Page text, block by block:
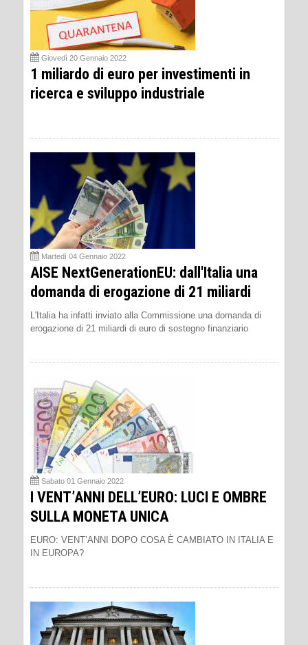
Giovedì 20 Gennaio 2022
1 miliardo di euro per investimenti in
ricerca e sviluppo industriale
Martedì 04 Gennaio 2022
AISE NextGenerationEU: dall'Italia una
domanda di erogazione di 21 miliardi
L'Italia ha infatti inviato alla Commissione una domanda di
erogazione di 21 miliardi di euro di sostegno finanziario
Sabato 01 Gennaio 2022
I VENT’ANNI DELL’EURO: LUCI E OMBRE
SULLA MONETA UNICA
EURO: VENT’ANNI DOPO COSA È CAMBIATO IN ITALIA E
IN EUROPA?